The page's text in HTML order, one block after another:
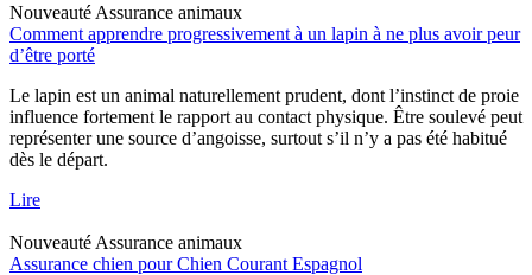
Nouveauté Assurance animaux
Comment apprendre progressivement à un lapin à ne plus avoir peur
d’être porté
Le lapin est un animal naturellement prudent, dont l’instinct de proie
influence fortement le rapport au contact physique. Être soulevé peut
représenter une source d’angoisse, surtout s’il n’y a pas été habitué
dès le départ.
Lire
Nouveauté Assurance animaux
Assurance chien pour Chien Courant Espagnol